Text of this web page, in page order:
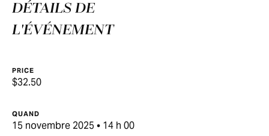
DÉTAILS DE
L'ÉVÉNEMENT
PRICE
$32.50
QUAND
15 novembre 2025 • 14 h 00